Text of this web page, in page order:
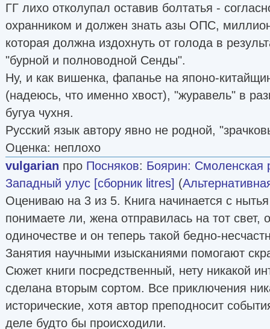
ГГ лихо отколупал оставив болтатья -
охранником и должен знать азы ОПС,
которая должна издохнуть от голода в
"бурной и полноводной Сенды".
Ну, и как вишенка, фапанье на японо-
(надеюсь, что именно хвост), "журавель" в
бугуа чухня.
Русский язык автору явно не родной,
Оценка: неплохо
vulgarian про Посняков: Боярин: Смоленская
Западный улус [сборник litres] (
Оцениваю на 3 из 5. Книга начинается с
понимаете ли, жена отправилась на тот свет,
одиночестве и он теперь такой бедно-
Занятия научными изысканиями помогают
Сюжет книги посредственный, нету никакой
сделана вторым сортом. Все приключения
исторические, хотя автор преподносит
деле будто бы происходили.